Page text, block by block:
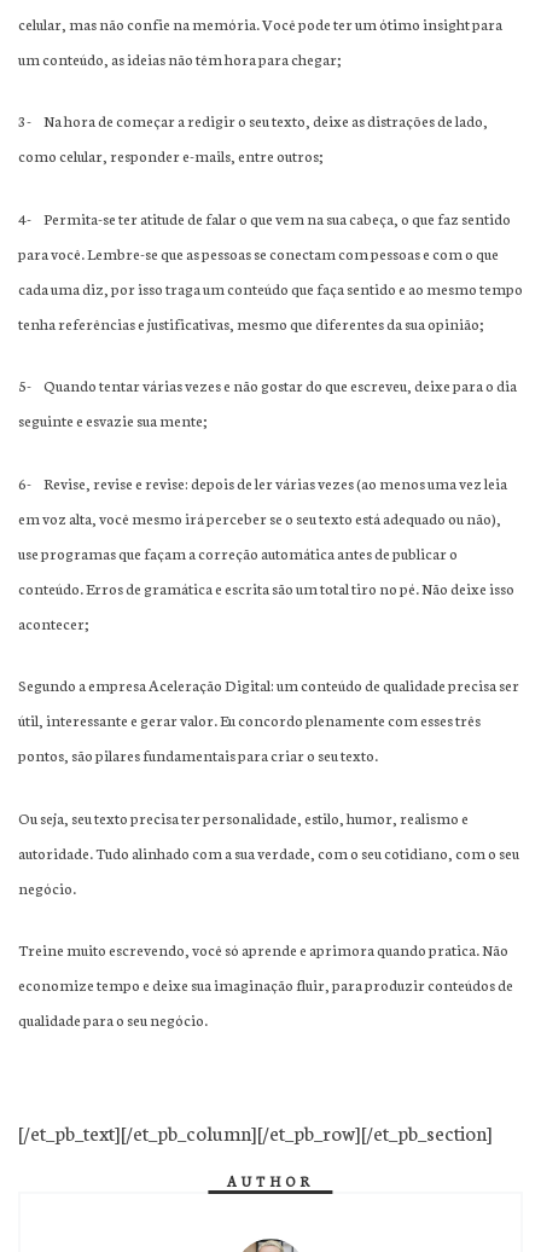
celular, mas não confie na memória. Você pode ter um ótimo insight para
um conteúdo, as ideias não têm hora para chegar;
3- Na hora de começar a redigir o seu texto, deixe as distrações de lado,
como celular, responder e-mails, entre outros;
4- Permita-se ter atitude de falar o que vem na sua cabeça, o que faz sentido
para você. Lembre-se que as pessoas se conectam com pessoas e com o que
cada uma diz, por isso traga um conteúdo que faça sentido e ao mesmo tempo
tenha referências e justificativas, mesmo que diferentes da sua opinião;
5- Quando tentar várias vezes e não gostar do que escreveu, deixe para o dia
seguinte e esvazie sua mente;
6- Revise, revise e revise: depois de ler várias vezes (ao menos uma vez leia
em voz alta, você mesmo irá perceber se o seu texto está adequado ou não),
use programas que façam a correção automática antes de publicar o
conteúdo. Erros de gramática e escrita são um total tiro no pé. Não deixe isso
acontecer;
Segundo a empresa Aceleração Digital: um conteúdo de qualidade precisa ser
útil, interessante e gerar valor. Eu concordo plenamente com esses três
pontos, são pilares fundamentais para criar o seu texto.
Ou seja, seu texto precisa ter personalidade, estilo, humor, realismo e
autoridade. Tudo alinhado com a sua verdade, com o seu cotidiano, com o seu
negócio.
Treine muito escrevendo, você só aprende e aprimora quando pratica. Não
economize tempo e deixe sua imaginação fluir, para produzir conteúdos de
qualidade para o seu negócio.
[/et_pb_text][/et_pb_column][/et_pb_row][/et_pb_section]
AUTHOR